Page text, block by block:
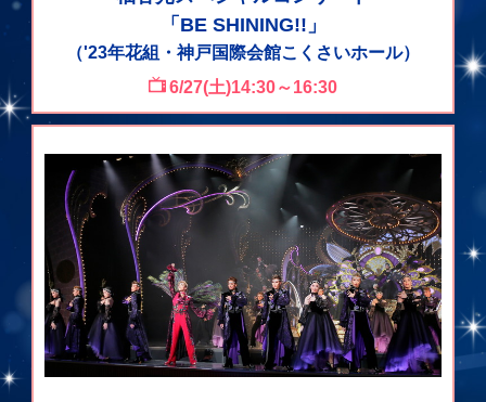
「BE SHINING!!」
（'23年花組・神戸国際会館こくさいホール）
6/27(土)14:30～16:30